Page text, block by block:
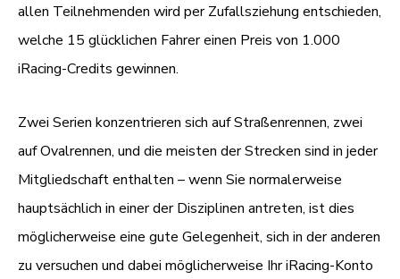
allen Teilnehmenden wird per Zufallsziehung entschieden,
welche 15 glücklichen Fahrer einen Preis von 1.000
iRacing-Credits gewinnen.
Zwei Serien konzentrieren sich auf Straßenrennen, zwei
auf Ovalrennen, und die meisten der Strecken sind in jeder
Mitgliedschaft enthalten – wenn Sie normalerweise
hauptsächlich in einer der Disziplinen antreten, ist dies
möglicherweise eine gute Gelegenheit, sich in der anderen
zu versuchen und dabei möglicherweise Ihr iRacing-Konto